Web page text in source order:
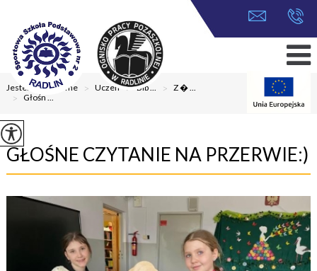
Jesteś tutaj:Home > Uczeń > Bib ... > Z � ...
> Głośn ...
GŁOŚNE CZYTANIE NA PRZERWIE:)